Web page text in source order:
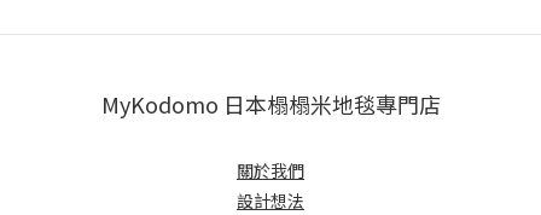
MyKodomo 日本榻榻米地毯專門店
關於我們
設計想法